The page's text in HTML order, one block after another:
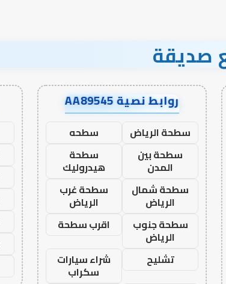
صديقة
روابط نصية AA89545
سطحة الرياض
سطحه
سطحة بين
المدن
سطحة
هيدروليك
سطحة شمال
الرياض
سطحة غرب
الرياض
سطحة جنوب
الرياض
اقرب سطحة
تشليح
شراء سيارات
سكراب